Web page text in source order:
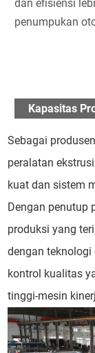
dan efisiensi
penumpukan
Kapasitas
Sebagai
peralatan
kuat dan sistem
Dengan penutup
produksi yang
dengan
kontrol kualitas
tinggi-mesin